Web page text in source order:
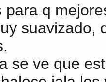
para q
suavizado,
se ve que